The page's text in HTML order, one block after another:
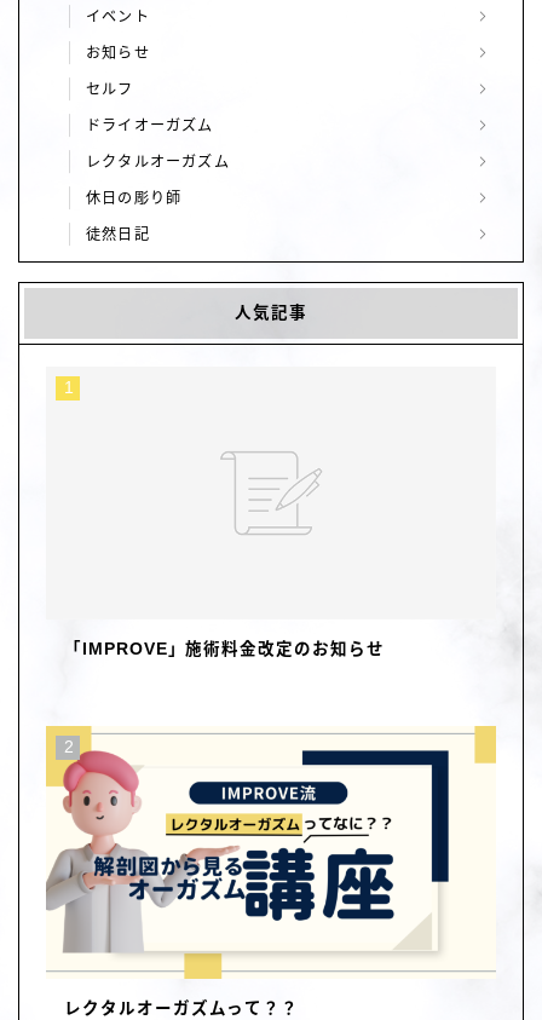
イベント
お知らせ
セルフ
ドライオーガズム
レクタルオーガズム
休日の彫り師
徒然日記
人気記事
「IMPROVE」施術料金改定のお知らせ
レクタルオーガズムって？？